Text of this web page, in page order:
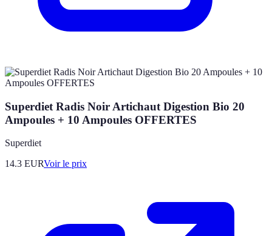
Superdiet Radis Noir Artichaut Digestion Bio 20
Ampoules + 10 Ampoules OFFERTES
Superdiet
14.3 EURVoir le prix